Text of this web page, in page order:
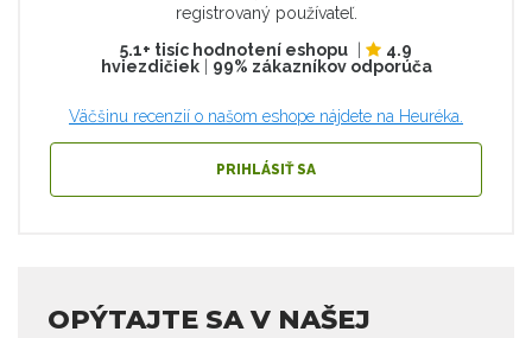
registrovaný používateľ.
5.1+ tisíc hodnotení eshopu
4.9
hviezdičiek| 99% zákazníkov odporúča
Väčšinu recenzií o našom eshope nájdete na Heuréka.
PRIHLÁSIŤ SA
OPÝTAJTE SA V NAŠEJ